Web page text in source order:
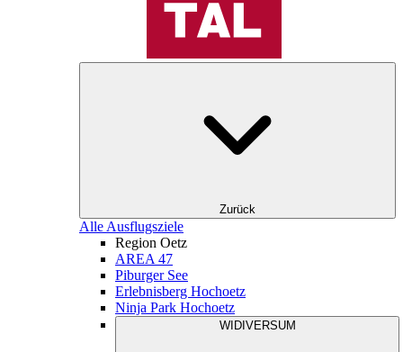
Zurück
Alle Ausflugsziele
Region Oetz
AREA 47
Piburger See
Erlebnisberg Hochoetz
Ninja Park Hochoetz
WIDIVERSUM